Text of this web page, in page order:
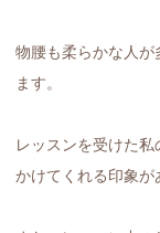
物腰も柔らかな人
ます。
レッスンを受けた
かけてくれる印象が